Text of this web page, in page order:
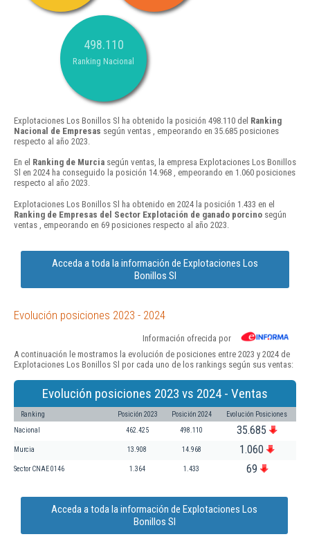
498.110
Ranking Nacional
Explotaciones Los Bonillos Sl ha obtenido la posición 498.110 del Ranking
Nacional de Empresas según ventas , empeorando en 35.685 posiciones
respecto al año 2023.
En el Ranking de Murcia según ventas, la empresa Explotaciones Los Bonillos
Sl en 2024 ha conseguido la posición 14.968 , empeorando en 1.060 posiciones
respecto al año 2023.
Explotaciones Los Bonillos Sl ha obtenido en 2024 la posición 1.433 en el
Ranking de Empresas del Sector Explotación de ganado porcino según
ventas , empeorando en 69 posiciones respecto al año 2023.
Acceda a toda la información de Explotaciones Los
Bonillos Sl
Evolución posiciones 2023 - 2024
Información ofrecida por
A continuación le mostramos la evolución de posiciones entre 2023 y 2024 de
Explotaciones Los Bonillos Sl por cada uno de los rankings según sus ventas:
Evolución posiciones 2023 vs 2024 - Ventas
Ranking Posición 2023 Posición 2024 Evolución Posiciones
Nacional 462.425 498.110 35.685
Murcia 13.908 14.968 1.060
Sector CNAE 0146 1.364 1.433 69
Acceda a toda la información de Explotaciones Los
Bonillos Sl